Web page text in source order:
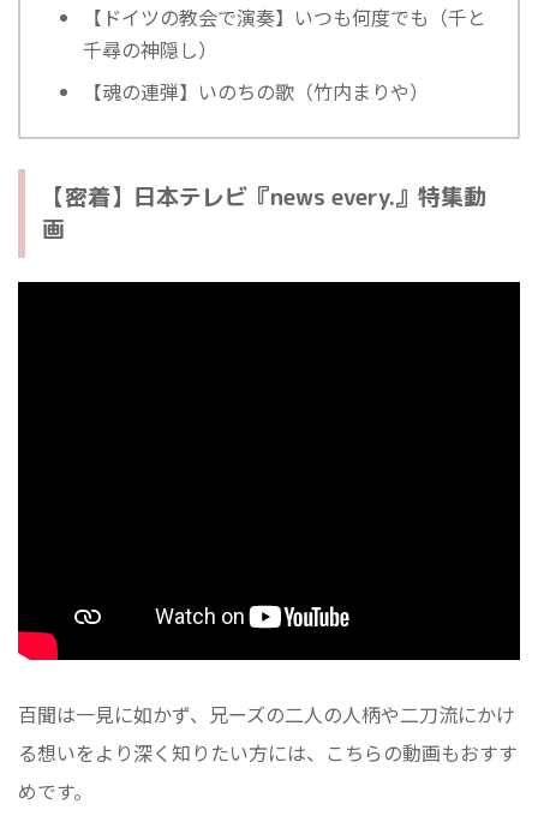
【ドイツの教会で演奏】いつも何度でも（千と
千尋の神隠し）
【魂の連弾】いのちの歌（竹内まりや）
【密着】日本テレビ『news every.』特集動
画
百聞は一見に如かず、兄ーズの二人の人柄や二刀流にかけ
る想いをより深く知りたい方には、こちらの動画もおすす
めです。